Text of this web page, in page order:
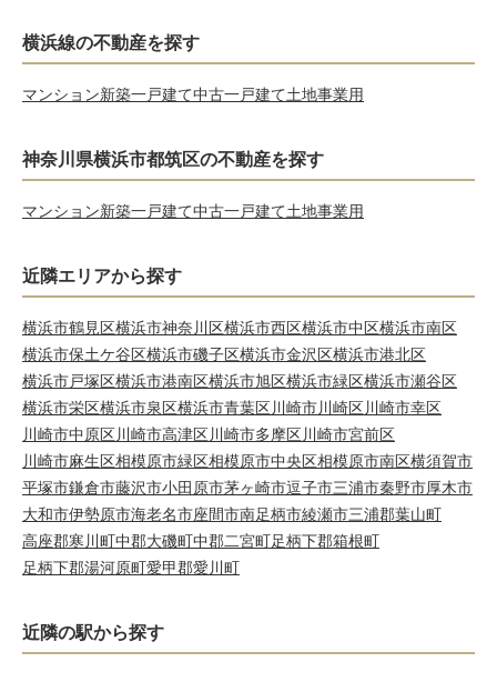
横浜線の不動産を探す
マンション新築一戸建て中古一戸建て土地事業用
神奈川県横浜市都筑区の不動産を探す
マンション新築一戸建て中古一戸建て土地事業用
近隣エリアから探す
横浜市鶴見区横浜市神奈川区横浜市西区横浜市中区横浜市南区
横浜市保土ケ谷区横浜市磯子区横浜市金沢区横浜市港北区
横浜市戸塚区横浜市港南区横浜市旭区横浜市緑区横浜市瀬谷区
横浜市栄区横浜市泉区横浜市青葉区川崎市川崎区川崎市幸区
川崎市中原区川崎市高津区川崎市多摩区川崎市宮前区
川崎市麻生区相模原市緑区相模原市中央区相模原市南区横須賀市
平塚市鎌倉市藤沢市小田原市茅ヶ崎市逗子市三浦市秦野市厚木市
大和市伊勢原市海老名市座間市南足柄市綾瀬市三浦郡葉山町
高座郡寒川町中郡大磯町中郡二宮町足柄下郡箱根町
足柄下郡湯河原町愛甲郡愛川町
近隣の駅から探す